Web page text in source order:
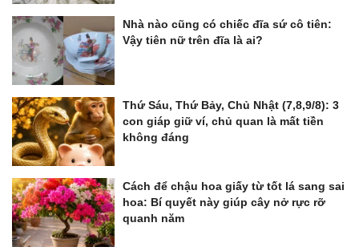
Nhà nào cũng có chiếc đĩa sứ cô tiên:
Vậy tiên nữ trên đĩa là ai?
Thứ Sáu, Thứ Bảy, Chủ Nhật (7,8,9/8): 3
con giáp giữ ví, chủ quan là mất tiền
không đáng
Cách để chậu hoa giấy từ tốt lá sang sai
hoa: Bí quyết này giúp cây nở rực rỡ
quanh năm